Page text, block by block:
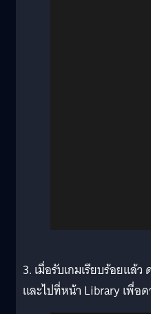
3. เมื่อรับเกมเรียบร้อยแล้ว
และไปที่หน้า Library เพื่อ